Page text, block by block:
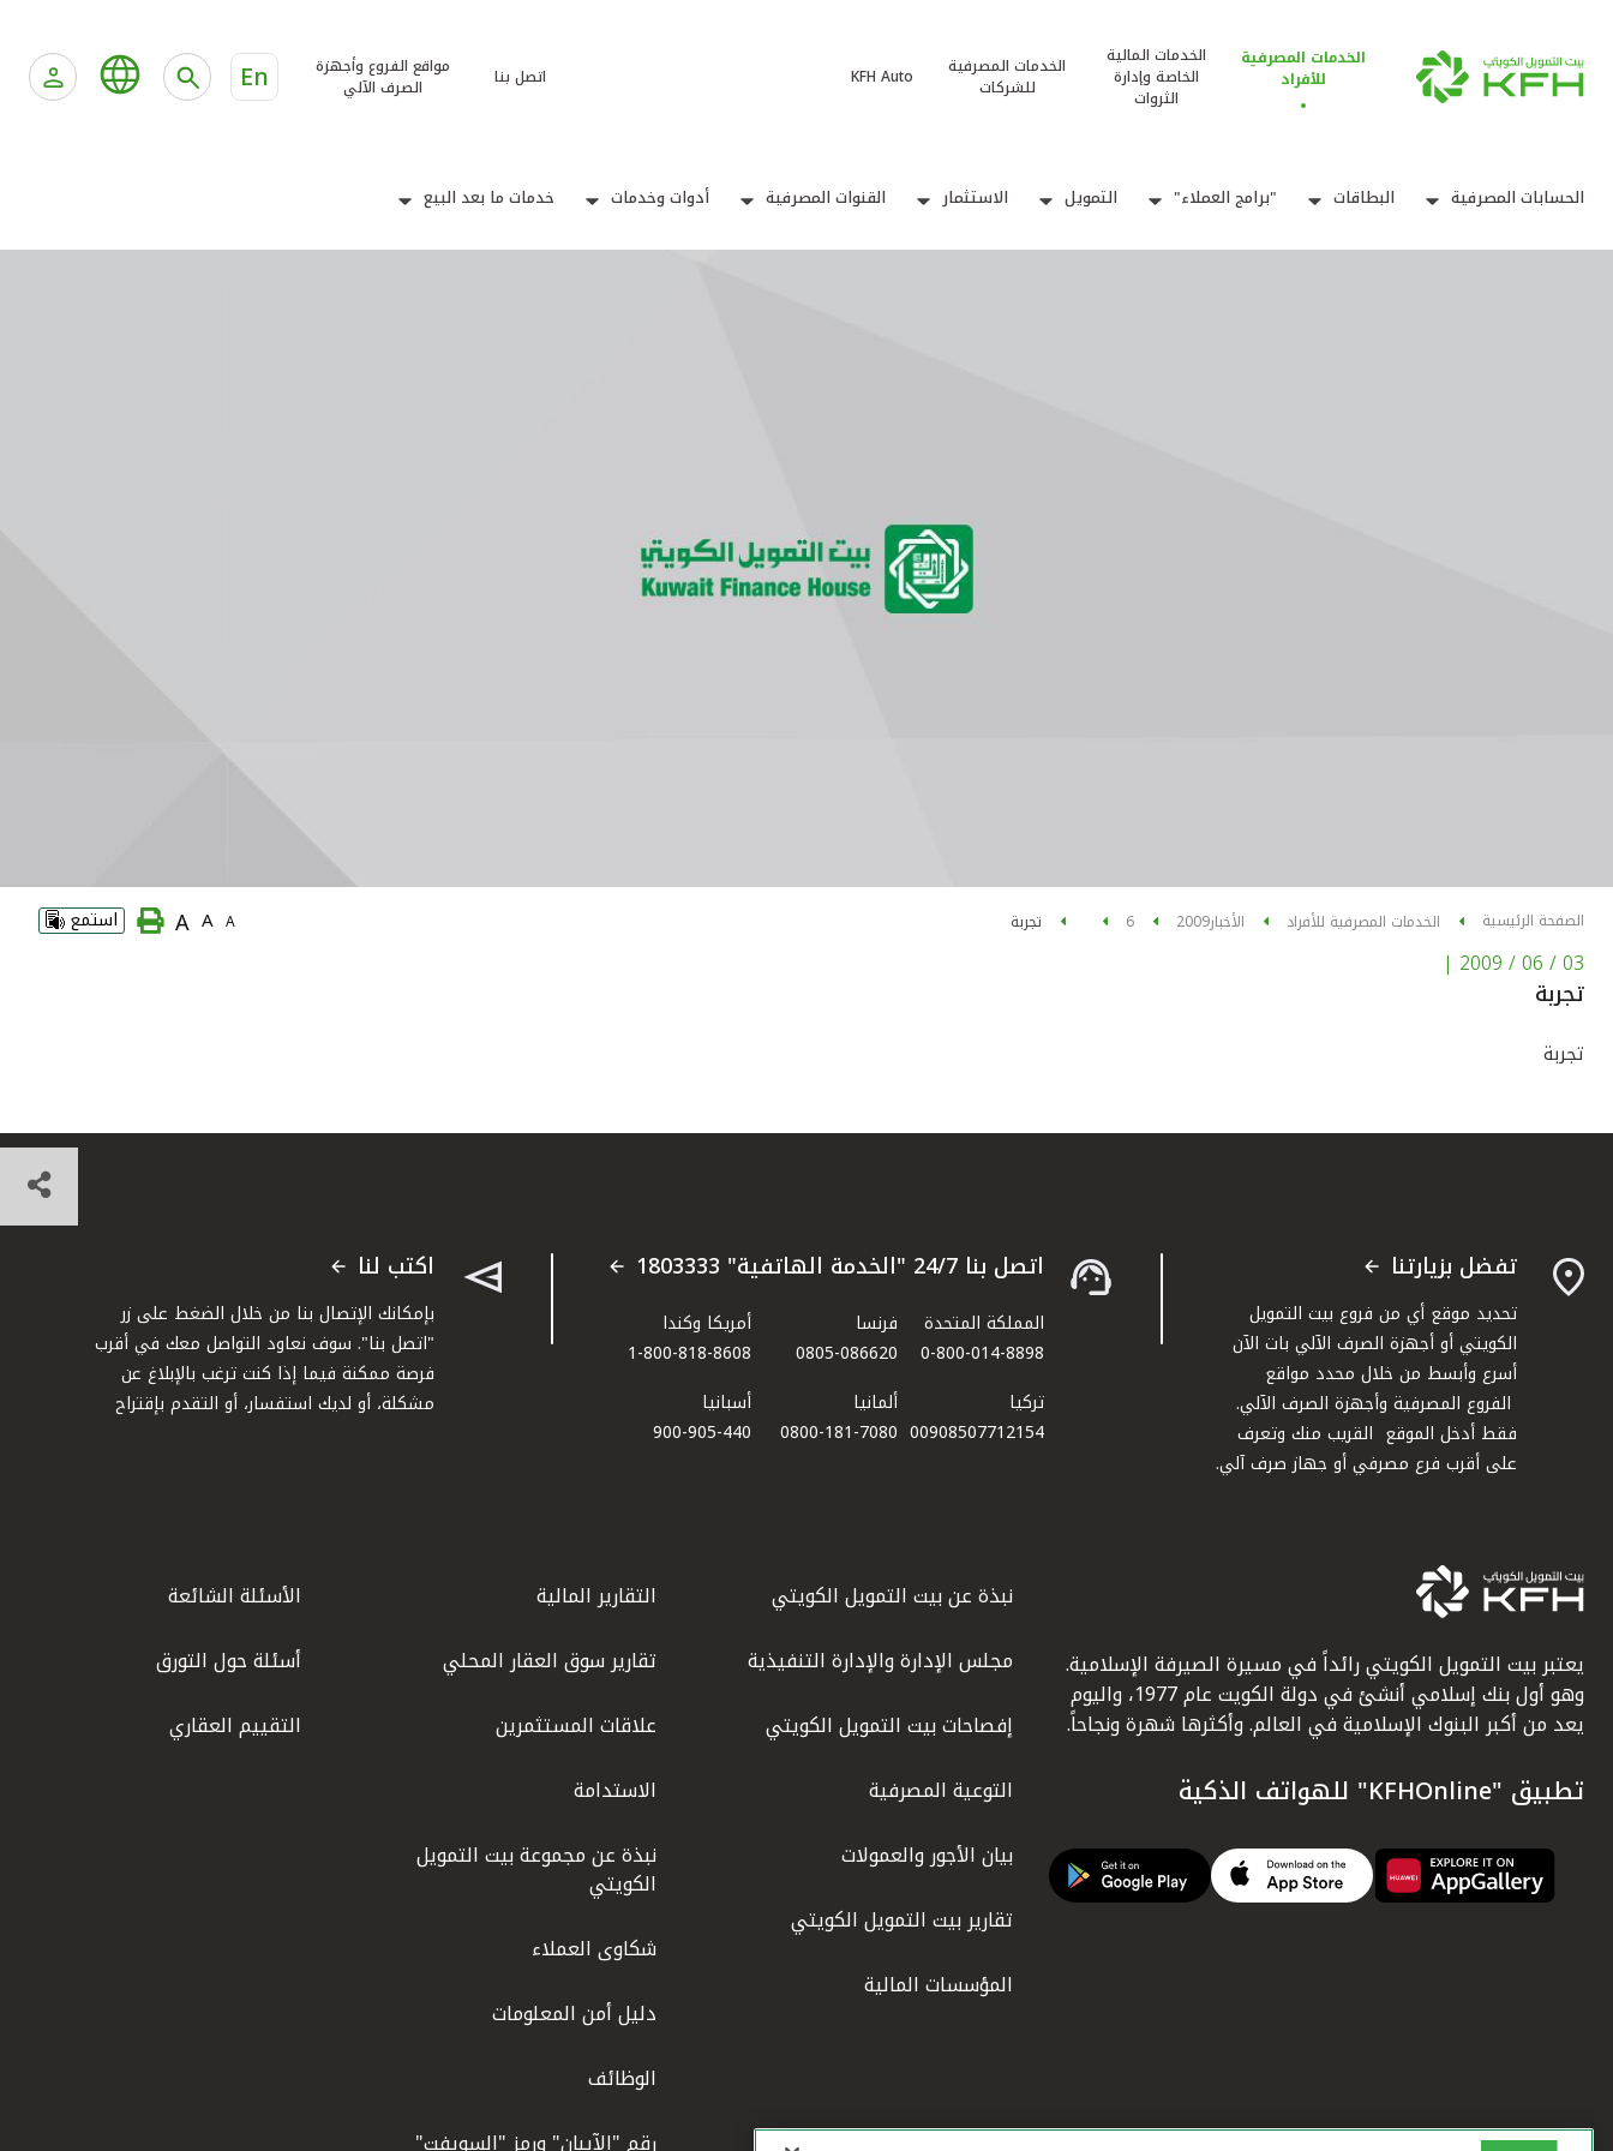
الخدمات المصرفية
للأفراد
الخدمات المالية
الخاصة وإدارة
الثروات
الخدمات المصرفية
للشركات
KFH Auto اتصل بنا
مواقع الفروع وأجهزة
الصرف الآلي
En
الحسابات المصرفية البطاقات "برامج العملاء" التمويل الاستثمار القنوات المصرفية أدوات وخدمات خدمات ما بعد البيع
الصفحة الرئيسية الخدمات المصرفية للأفراد الأخبار2009
6 تجربة A
A
A استمع
03 / 06 / 2009
|
تجربة
تجربة
تفضل بزيارتنا
تحديد موقع أي من فروع بيت التمويل
الكويتي أو أجهزة الصرف الآلي بات الآن
أسرع وأبسط من خلال محدد مواقع
الفروع المصرفية وأجهزة الصرف الآلي.
فقط أدخل الموقع القريب منك وتعرف
على أقرب فرع مصرفي أو جهاز صرف آلي.
اتصل بنا 24/7 "الخدمة الهاتفية" 1803333
المملكة المتحدة
0-800-014-8898
فرنسا
0805-086620
أمريكا وكندا
1-800-818-8608
تركيا
00908507712154​
ألمانيا
0800-181-7080
أسبانيا
900-905-440
اكتب لنا
بإمكانك الإتصال بنا من خلال الضغط على زر
"اتصل بنا". سوف نعاود التواصل معك في أقرب
فرصة ممكنة فيما إذا كنت ترغب بالإبلاغ عن
مشكلة، أو لديك استفسار، أو التقدم بإقتراح
يعتبر بيت التمويل الكويتي رائداً في مسيرة الصيرفة الإسلامية.
وهو أول بنك إسلامي أنشئ في دولة الكويت عام 1977، واليوم
يعد من أكبر البنوك الإسلامية في العالم. وأكثرها شهرة ونجاحاً.
تطبيق "KFHOnline" للهواتف الذكية
نبذة عن بيت التمويل الكويتي
مجلس الإدارة والإدارة التنفيذية
إفصاحات بيت التمويل الكويتي
التوعية المصرفية
بيان الأجور والعمولات
تقارير بيت التمويل الكويتي
المؤسسات المالية
التقارير المالية
تقارير سوق العقار المحلي
علاقات المستثمرين
الاستدامة
نبذة عن مجموعة بيت التمويل
الكويتي
شكاوى العملاء
دليل أمن المعلومات
الوظائف
رقم "الآيبان" ورمز "السويفت"
الأسئلة الشائعة
أسئلة حول التورق
التقييم العقاري